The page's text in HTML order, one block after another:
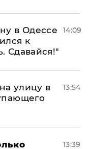
в Одессе
к
Сдавайся!"
14:09
улицу в
13:54
13:39